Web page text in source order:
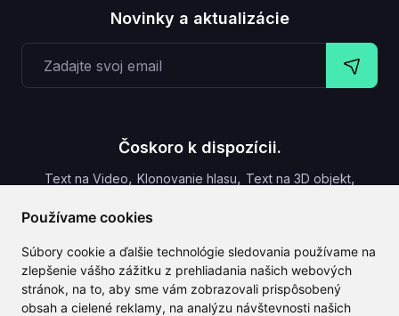
Používame cookies
Súbory cookie a ďalšie technológie sledovania používame na
zlepšenie vášho zážitku z prehliadania našich webových
stránok, na to, aby sme vám zobrazovali prispôsobený
obsah a cielené reklamy, na analýzu návštevnosti našich
Novinky a aktualizácie
Čoskoro k dispozícii.
Text na Video, Klonovanie hlasu, Text na 3D objekt,
CLAILA kombinuje všetky najlepšie AI funkcie dostupné